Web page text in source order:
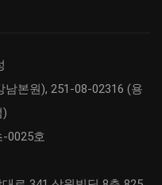
본원), 251-08-02316 (용
)
0025호